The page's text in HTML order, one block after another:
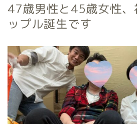
47歳男性と45歳女性、
ップル誕生です